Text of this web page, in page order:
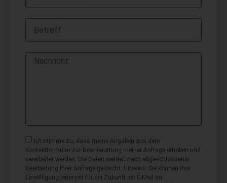
Ich stimme zu, dass meine Angaben aus dem
Kontaktformular zur Beantwortung meiner Anfrage erhoben und
verarbeitet werden. Die Daten werden nach abgeschlossener
Bearbeitung Ihrer Anfrage gelöscht. Hinweis: Sie können Ihre
Einwilligung jederzeit für die Zukunft per E-Mail an